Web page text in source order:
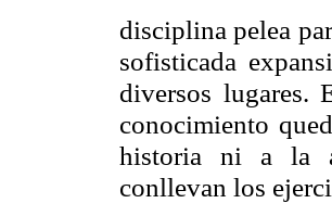
disciplina pelea
sofisticada
diversos lugares.
conocimiento
historia ni a la
conllevan los